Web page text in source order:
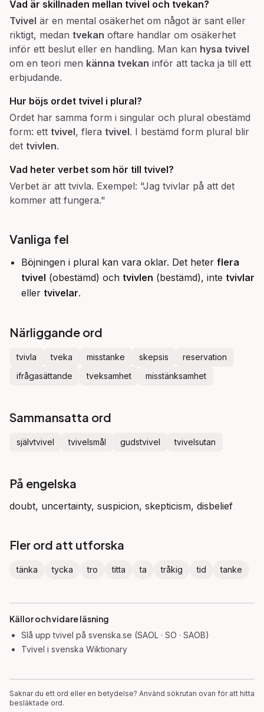
Vad är skillnaden mellan tvivel och tvekan?
Tvivel är en mental osäkerhet om något är sant eller
riktigt, medan tvekan oftare handlar om osäkerhet
inför ett beslut eller en handling. Man kan hysa tvivel
om en teori men känna tvekan inför att tacka ja till ett
erbjudande.
Hur böjs ordet tvivel i plural?
Ordet har samma form i singular och plural obestämd
form: ett tvivel, flera tvivel. I bestämd form plural blir
det tvivlen.
Vad heter verbet som hör till tvivel?
Verbet är att tvivla. Exempel: "Jag tvivlar på att det
kommer att fungera."
Vanliga fel
Böjningen i plural kan vara oklar. Det heter flera
tvivel (obestämd) och tvivlen (bestämd), inte tvivlar
eller tvivelar.
Närliggande ord
tvivla tveka misstanke skepsis
reservation
ifrågasättande
tveksamhet misstänksamhet
Sammansatta ord
självtvivel tvivelsmål gudstvivel tvivelsutan
På engelska
doubt, uncertainty, suspicion, skepticism, disbelief
Fler ord att utforska
tänka tycka tro titta ta tråkig tid tanke
Källor och vidare läsning
Slå upptvivel på svenska.se (SAOL · SO · SAOB)
Tvivel i svenska Wiktionary
Saknar du ett ord eller en betydelse? Använd sökrutan ovan för att hitta
besläktade ord.